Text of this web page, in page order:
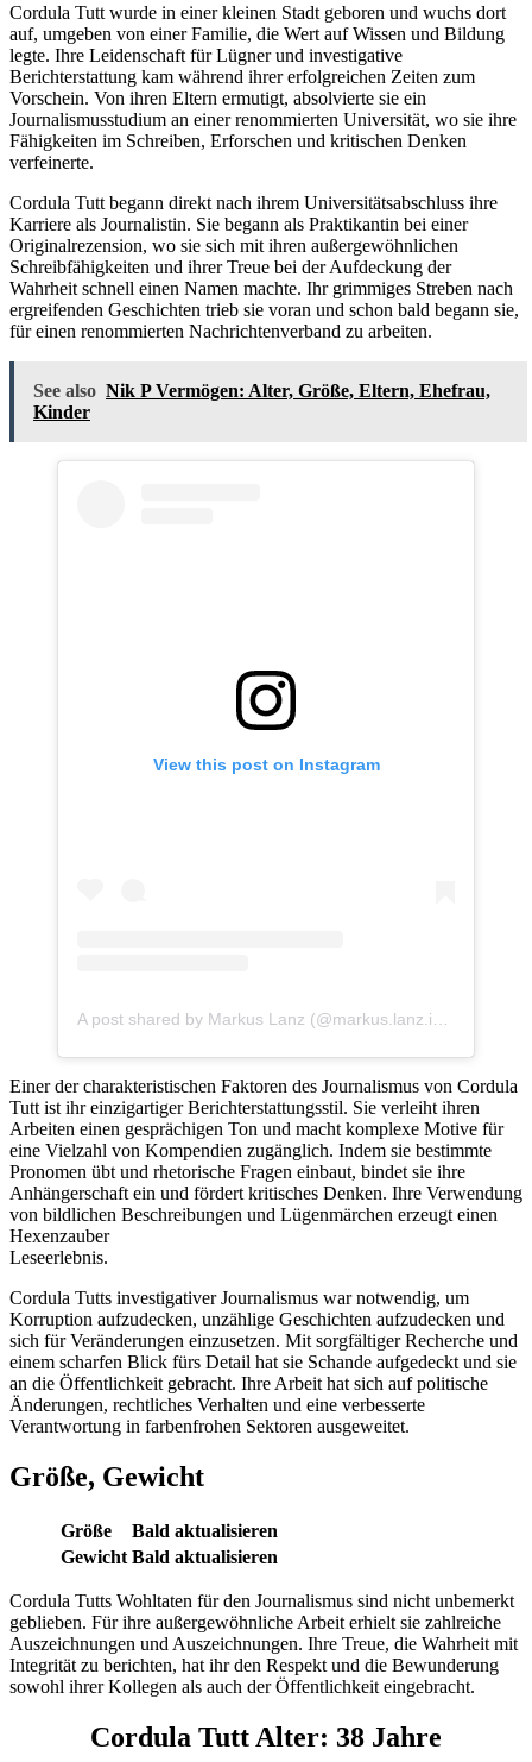
Cordula Tutt wurde in einer kleinen Stadt geboren und wuchs dort
auf, umgeben von einer Familie, die Wert auf Wissen und Bildung
legte. Ihre Leidenschaft für Lügner und investigative
Berichterstattung kam während ihrer erfolgreichen Zeiten zum
Vorschein. Von ihren Eltern ermutigt, absolvierte sie ein
Journalismusstudium an einer renommierten Universität, wo sie ihre
Fähigkeiten im Schreiben, Erforschen und kritischen Denken
verfeinerte.
Cordula Tutt begann direkt nach ihrem Universitätsabschluss ihre
Karriere als Journalistin. Sie begann als Praktikantin bei einer
Originalrezension, wo sie sich mit ihren außergewöhnlichen
Schreibfähigkeiten und ihrer Treue bei der Aufdeckung der
Wahrheit schnell einen Namen machte. Ihr grimmiges Streben nach
ergreifenden Geschichten trieb sie voran und schon bald begann sie,
für einen renommierten Nachrichtenverband zu arbeiten.
See also Nik P Vermögen: Alter, Größe, Eltern, Ehefrau,
Kinder
View this post on Instagram
A post shared by Markus Lanz (@markus.lanz.info)
Einer der charakteristischen Faktoren des Journalismus von Cordula
Tutt ist ihr einzigartiger Berichterstattungsstil. Sie verleiht ihren
Arbeiten einen gesprächigen Ton und macht komplexe Motive für
eine Vielzahl von Kompendien zugänglich. Indem sie bestimmte
Pronomen übt und rhetorische Fragen einbaut, bindet sie ihre
Anhängerschaft ein und fördert kritisches Denken. Ihre Verwendung
von bildlichen Beschreibungen und Lügenmärchen erzeugt einen
Hexenzauber
Leseerlebnis.
Cordula Tutts investigativer Journalismus war notwendig, um
Korruption aufzudecken, unzählige Geschichten aufzudecken und
sich für Veränderungen einzusetzen. Mit sorgfältiger Recherche und
einem scharfen Blick fürs Detail hat sie Schande aufgedeckt und sie
an die Öffentlichkeit gebracht. Ihre Arbeit hat sich auf politische
Änderungen, rechtliches Verhalten und eine verbesserte
Verantwortung in farbenfrohen Sektoren ausgeweitet.
Größe, Gewicht
Größe
Bald aktualisieren
Gewicht Bald aktualisieren
Cordula Tutts Wohltaten für den Journalismus sind nicht unbemerkt
geblieben. Für ihre außergewöhnliche Arbeit erhielt sie zahlreiche
Auszeichnungen und Auszeichnungen. Ihre Treue, die Wahrheit mit
Integrität zu berichten, hat ihr den Respekt und die Bewunderung
sowohl ihrer Kollegen als auch der Öffentlichkeit eingebracht.
Cordula Tutt Alter: 38 Jahre